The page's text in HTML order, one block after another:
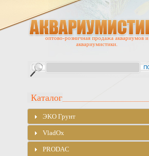
оптово-розничная продажа аквариумов и
аквариумистики.
Каталог
ЭKO Грунт
VladOx
PRODAC